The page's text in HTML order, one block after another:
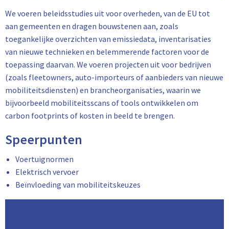
We voeren beleidsstudies uit voor overheden, van de EU tot
aan gemeenten en dragen bouwstenen aan, zoals
toegankelijke overzichten van emissiedata, inventarisaties
van nieuwe technieken en belemmerende factoren voor de
toepassing daarvan. We voeren projecten uit voor bedrijven
(zoals fleetowners, auto-importeurs of aanbieders van nieuwe
mobiliteitsdiensten) en brancheorganisaties, waarin we
bijvoorbeeld mobiliteitsscans of tools ontwikkelen om
carbon footprints of kosten in beeld te brengen.
Speerpunten
Voertuignormen
Elektrisch vervoer
Beïnvloeding van mobiliteitskeuzes